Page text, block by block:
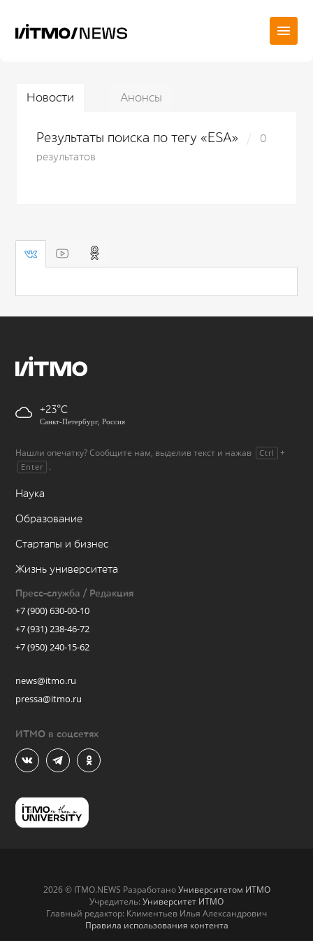
Новости Анонсы
Результаты поиска по тегу «ESA»
0
результатов
+23
Санкт-Петербург, Россия
Нашли опечатку? Сообщите нам, выделив текст и нажав Ctrl +
Enter .
Наука
Образование
Стартапы и бизнес
Жизнь университета
Пресс-служба / Редакция
+7 (900) 630-00-10
+7 (931) 238-46-72
+7 (950) 240-15-62
news@itmo.ru
pressa@itmo.ru
ИТМО в соцсетях
2026 © ITMO.NEWS РазработаноУниверситетом ИТМО
Учредитель: Университет ИТМО
Главный редактор: Климентьев Илья Александрович
Правила использования контента